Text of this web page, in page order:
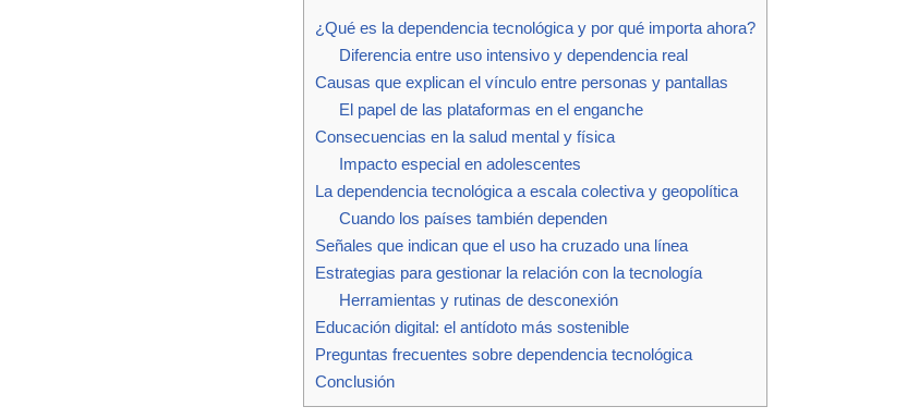
¿Qué es la dependencia tecnológica y por qué importa ahora?
Diferencia entre uso intensivo y dependencia real
Causas que explican el vínculo entre personas y pantallas
El papel de las plataformas en el enganche
Consecuencias en la salud mental y física
Impacto especial en adolescentes
La dependencia tecnológica a escala colectiva y geopolítica
Cuando los países también dependen
Señales que indican que el uso ha cruzado una línea
Estrategias para gestionar la relación con la tecnología
Herramientas y rutinas de desconexión
Educación digital: el antídoto más sostenible
Preguntas frecuentes sobre dependencia tecnológica
Conclusión